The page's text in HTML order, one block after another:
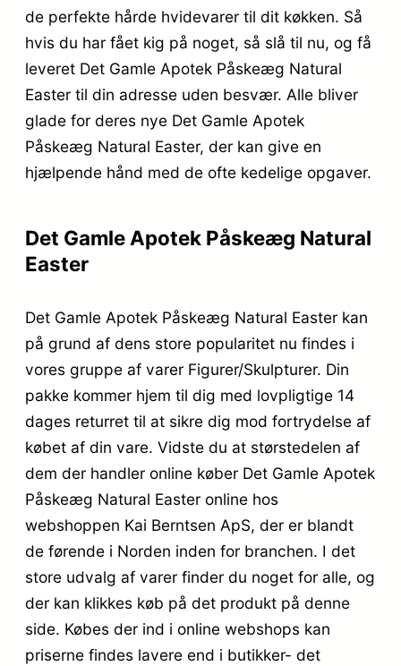
de perfekte hårde hvidevarer til dit køkken. Så
hvis du har fået kig på noget, så slå til nu, og få
leveret Det Gamle Apotek Påskeæg Natural
Easter til din adresse uden besvær. Alle bliver
glade for deres nye Det Gamle Apotek
Påskeæg Natural Easter, der kan give en
hjælpende hånd med de ofte kedelige opgaver.
Det Gamle Apotek Påskeæg Natural
Easter
Det Gamle Apotek Påskeæg Natural Easter kan
på grund af dens store popularitet nu findes i
vores gruppe af varer Figurer/Skulpturer. Din
pakke kommer hjem til dig med lovpligtige 14
dages returret til at sikre dig mod fortrydelse af
købet af din vare. Vidste du at størstedelen af
dem der handler online køber Det Gamle Apotek
Påskeæg Natural Easter online hos
webshoppen Kai Berntsen ApS, der er blandt
de førende i Norden inden for branchen. I det
store udvalg af varer finder du noget for alle, og
der kan klikkes køb på det produkt på denne
side. Købes der ind i online webshops kan
priserne findes lavere end i butikker- det